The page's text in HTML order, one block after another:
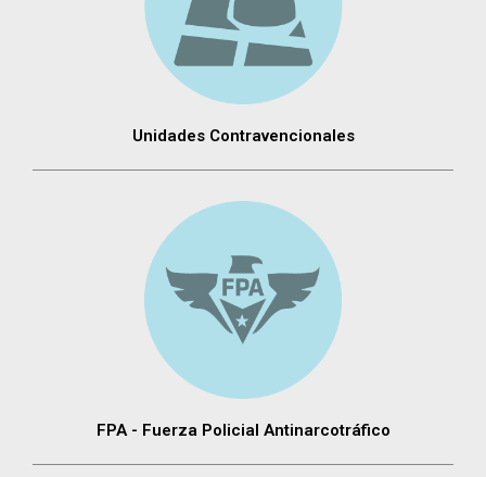
Unidades Contravencionales
FPA - Fuerza Policial Antinarcotráfico